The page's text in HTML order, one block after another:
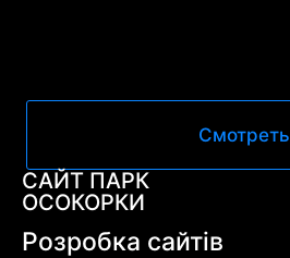
Смотреть
САЙТ ПАРК
ОСОКОРКИ
Розробка сайтів